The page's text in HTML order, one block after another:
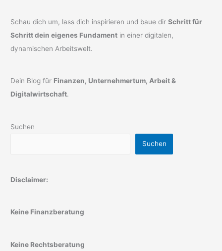
Schau dich um, lass dich inspirieren und baue dirSchritt für
Schritt dein eigenes Fundament in einer digitalen,
dynamischen Arbeitswelt.
Dein Blog für Finanzen, Unternehmertum, Arbeit &
Digitalwirtschaft.
Suchen
Suchen
Disclaimer:
Keine Finanzberatung
Keine Rechtsberatung